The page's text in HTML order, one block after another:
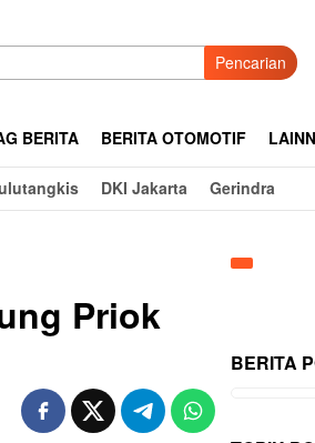
Pencarian
BERITA BERITA OTOMOTIF
DKI Jakarta Gerindra
Priok
BERITA